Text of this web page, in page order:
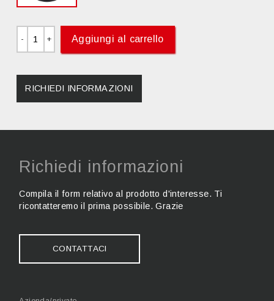
Aggiungi al carrello
RICHIEDI INFORMAZIONI
Richiedi informazioni
Compila il form relativo al prodotto d'interesse. Ti
ricontatteremo il prima possibile. Grazie
CONTATTACI